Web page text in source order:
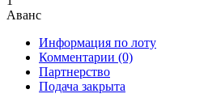
Аванс
Информация по лоту
Комментарии (0)
Партнерство
Подача закрыта